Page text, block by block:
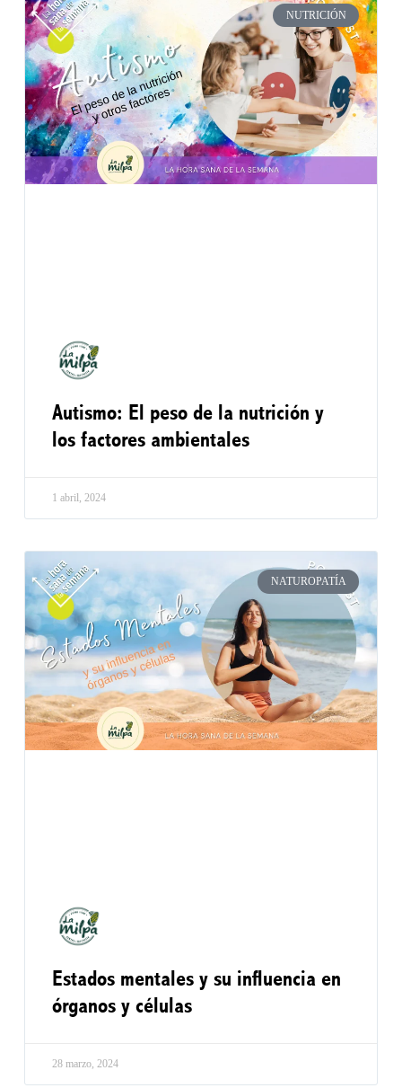
NUTRICIÓN
Autismo: El peso de la nutrición y
los factores ambientales
1 abril, 2024
NATUROPATÍA
Estados mentales y su influencia en
órganos y células
28 marzo, 2024